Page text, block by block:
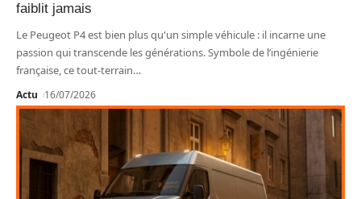
faiblit jamais
Le Peugeot P4 est bien plus qu'un simple véhicule : il incarne une
passion qui transcende les générations. Symbole de l’ingénierie
française, ce tout-terrain…
Actu 16/07/2026